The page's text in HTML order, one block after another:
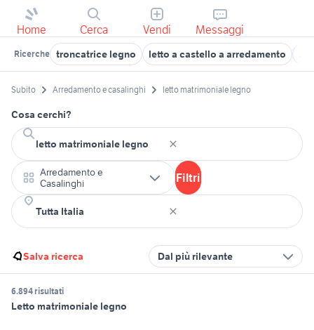
Home Cerca Vendi Messaggi
Ricerche troncatrice legno letto a castello a arredamento
Subito Arredamento e casalinghi letto matrimoniale legno
Cosa cerchi?
Arredamento e
Casalinghi
Filtri
Salva ricerca Dal più rilevante
6.894 risultati
Letto matrimoniale legno